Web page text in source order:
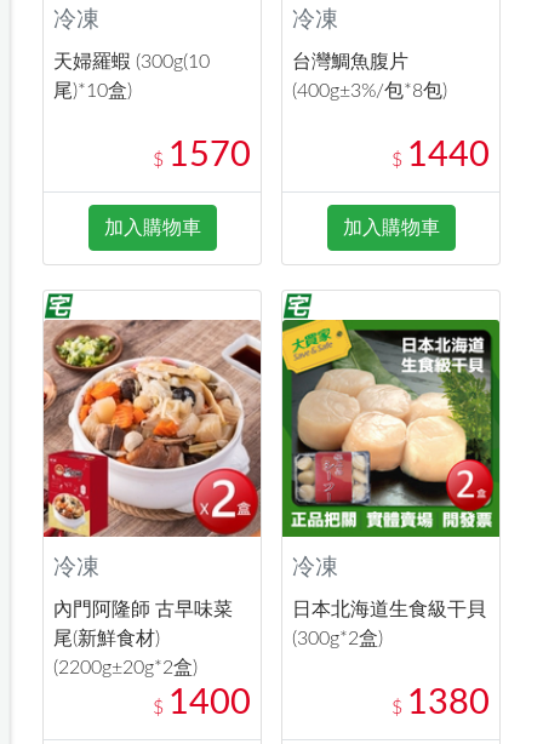
冷凍
天婦羅蝦 (300g(10
尾)*10盒)
$ 1570
加入購物車
冷凍
台灣鯛魚腹片
(400g±3%/包*8包)
$ 1440
加入購物車
冷凍
內門阿隆師 古早味菜
尾(新鮮食材)
(2200g±20g*2盒)
$ 1400
冷凍
日本北海道生食級干貝
(300g*2盒)
$ 1380